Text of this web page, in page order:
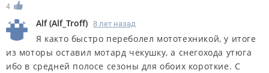
4
Alf(Alf_Troff) 8 лет назад
Я както быстро переболел мототехникой, у итоге
из моторы оставил мотард чекушку, а снегохода утюга
ибо в средней полосе сезоны для обоих короткие. С